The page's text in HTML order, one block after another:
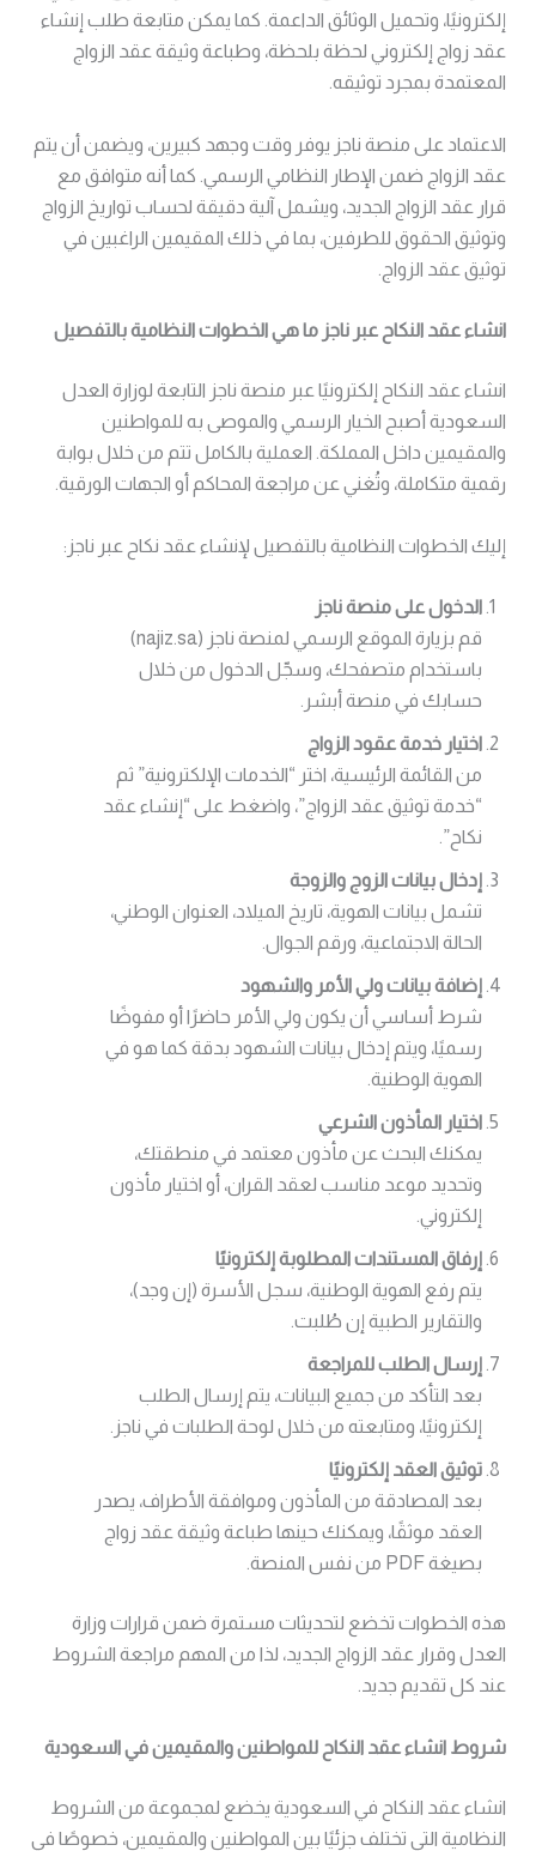
إلكترونيًا، وتحميل الوثائق الداعمة. كما يمكن متابعة طلب إنشاء
عقد زواج إلكتروني لحظة بلحظة، وطباعة وثيقة عقد الزواج
المعتمدة بمجرد توثيقه.
الاعتماد على منصة ناجز يوفر وقت وجهد كبيرين، ويضمن أن يتم
عقد الزواج ضمن الإطار النظامي الرسمي. كما أنه متوافق مع
قرار عقد الزواج الجديد، ويشمل آلية دقيقة لحساب تواريخ الزواج
وتوثيق الحقوق للطرفين، بما في ذلك المقيمين الراغبين في
توثيق عقد الزواج.
انشاء عقد النكاح عبر ناجز ما هي الخطوات النظامية بالتفصيل
انشاء عقد النكاح إلكترونيًا عبر منصة ناجز التابعة لوزارة العدل
السعودية أصبح الخيار الرسمي والموصى به للمواطنين
والمقيمين داخل المملكة. العملية بالكامل تتم من خلال بوابة
رقمية متكاملة، وتُغني عن مراجعة المحاكم أو الجهات الورقية.
إليك الخطوات النظامية بالتفصيل لإنشاء عقد نكاح عبر ناجز:
الدخول على منصة ناجز
قم بزيارة الموقع الرسمي لمنصة ناجز (najiz.sa)
باستخدام متصفحك، وسجّل الدخول من خلال
حسابك في منصة أبشر.
اختيار خدمة عقود الزواج
من القائمة الرئيسية، اختر “الخدمات الإلكترونية” ثم
“خدمة توثيق عقد الزواج”، واضغط على “إنشاء عقد
نكاح”.
إدخال بيانات الزوج والزوجة
تشمل بيانات الهوية، تاريخ الميلاد، العنوان الوطني،
الحالة الاجتماعية، ورقم الجوال.
إضافة بيانات ولي الأمر والشهود
شرط أساسي أن يكون ولي الأمر حاضرًا أو مفوضًا
رسميًا، ويتم إدخال بيانات الشهود بدقة كما هو في
الهوية الوطنية.
اختيار المأذون الشرعي
يمكنك البحث عن مأذون معتمد في منطقتك،
وتحديد موعد مناسب لعقد القران، أو اختيار مأذون
إلكتروني.
إرفاق المستندات المطلوبة إلكترونيًا
يتم رفع الهوية الوطنية، سجل الأسرة (إن وجد)،
والتقارير الطبية إن طُلبت.
إرسال الطلب للمراجعة
بعد التأكد من جميع البيانات، يتم إرسال الطلب
إلكترونيًا، ومتابعته من خلال لوحة الطلبات في ناجز.
توثيق العقد إلكترونيًا
بعد المصادقة من المأذون وموافقة الأطراف، يصدر
العقد موثقًا، ويمكنك حينها طباعة وثيقة عقد زواج
بصيغة PDF من نفس المنصة.
هذه الخطوات تخضع لتحديثات مستمرة ضمن قرارات وزارة
العدل وقرار عقد الزواج الجديد، لذا من المهم مراجعة الشروط
عند كل تقديم جديد.
شروط انشاء عقد النكاح للمواطنين والمقيمين في السعودية
انشاء عقد النكاح في السعودية يخضع لمجموعة من الشروط
النظامية التي تختلف جزئيًا بين المواطنين والمقيمين، خصوصًا في